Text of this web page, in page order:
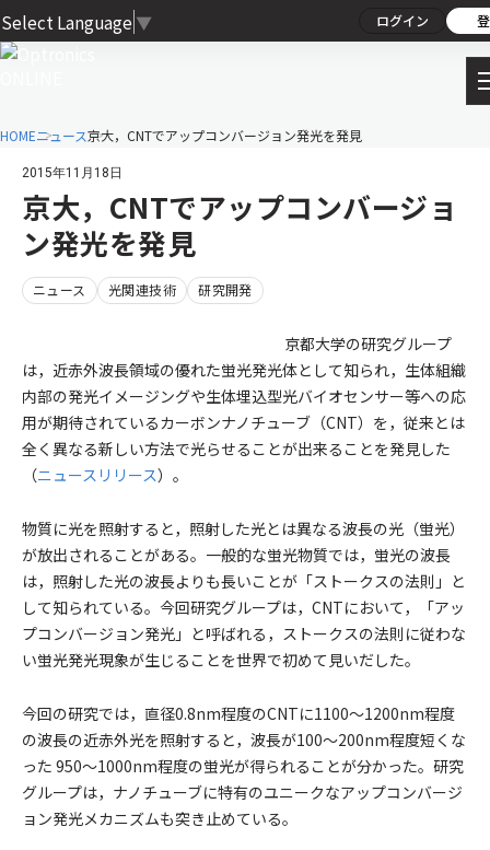
Select Language ▼ ログイン
HOMEニュース京大，CNTでアップコンバージョン発光を発見
2015年11月18日
京大，CNTでアップコンバージョ
ン発光を発見
ニュース 光関連技術 研究開発
京都大学の研究グループ
は，近赤外波長領域の優れた蛍光発光体として知られ，生体組織
内部の発光イメージングや生体埋込型光バイオセンサー等への応
用が期待されているカーボンナノチューブ（CNT）を，従来とは
全く異なる新しい方法で光らせることが出来ることを発見した
（ニュースリリース）。
物質に光を照射すると，照射した光とは異なる波長の光（蛍光）
が放出されることがある。一般的な蛍光物質では，蛍光の波長
は，照射した光の波長よりも長いことが「ストークスの法則」と
して知られている。今回研究グループは，CNTにおいて，「アッ
プコンバージョン発光」と呼ばれる，ストークスの法則に従わな
い蛍光発光現象が生じることを世界で初めて見いだした。
今回の研究では，直径0.8nm程度のCNTに1100〜1200nm程度
の波長の近赤外光を照射すると，波長が100〜200nm程度短くな
った 950〜1000nm程度の蛍光が得られることが分かった。研究
グループは，ナノチューブに特有のユニークなアップコンバージ
ョン発光メカニズムも突き止めている。